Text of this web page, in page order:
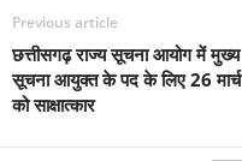
Previous article
छत्तीसगढ़ राज्य सूचना आयोग में मुख्य
सूचना आयुक्त के पद के लिए 26 मार्च
को साक्षात्कार